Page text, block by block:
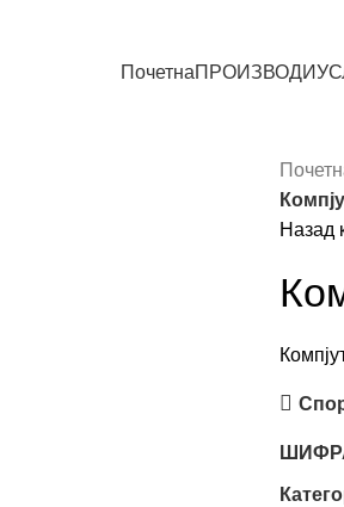
ПочетнаПРОИЗВОДИ
Назад